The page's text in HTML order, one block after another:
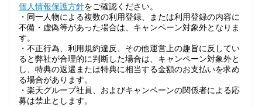
個人情報保護方針をご確認ください。
・同一人物による複数の利用登録、または利用登録の内容に
不備・虚偽等があった場合は、キャンペーン対象外となりま
す。
・不正行為、利用規約違反、その他運営上の趣旨に反してい
ると弊社が合理的に判断した場合は、キャンペーン対象外と
し、特典の返還または特典に相当する金額のお支払いを求め
る場合があります。
・楽天グループ社員、およびキャンペーンの関係者による応
募は禁止とします。